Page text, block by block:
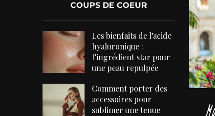
COUPS DE COEUR
Les bienfaits de l’acide
hyaluronique :
l’ingrédient star pour
une peau repulpée
Comment porter des
accessoires pour
sublimer une tenue